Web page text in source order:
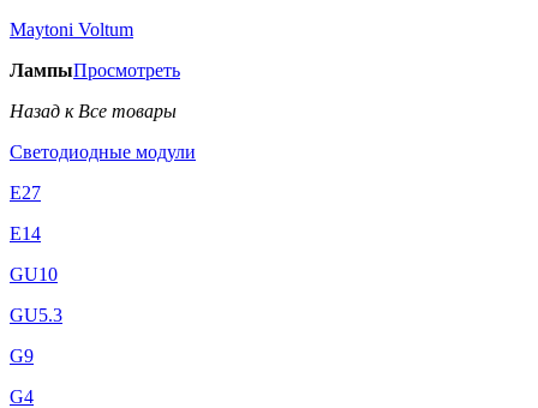
Maytoni Voltum
ЛампыПросмотреть
Назад к Все товары
Светодиодные модули
E27
E14
GU10
GU5.3
G9
G4